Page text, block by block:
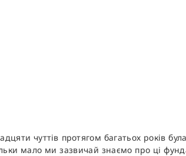
чуттів протягом багатьох років
мало ми зазвичай знаємо про ці